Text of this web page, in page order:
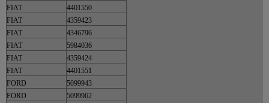
FIAT
4401550
FIAT
4359423
FIAT
4346796
FIAT
5984036
FIAT
4359424
FIAT
4401551
FORD
5099943
FORD
5099962